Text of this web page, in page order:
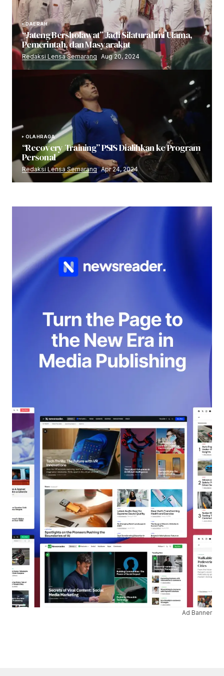
DAERAH
“Jateng Bersholawat” Jadi Silaturahmi Ulama,
Pemerintah, dan Masyarakat
Redaksi Lensa Semarang Aug 20, 2024
OLAHRAGA
“Recovery Training” PSIS Dialihkan ke Program
Personal
Redaksi Lensa Semarang Apr 24, 2024
Ad Banner